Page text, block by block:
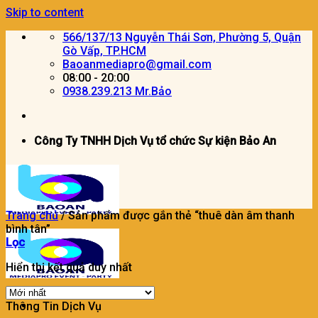
Skip to content
566/137/13 Nguyễn Thái Sơn, Phường 5, Quận
Gò Vấp, TP.HCM
Baoanmediapro@gmail.com
08:00 - 20:00
0938.239.213 Mr.Bảo
Công Ty TNHH Dịch Vụ tổ chức Sự kiện Bảo An
Trang chủ /Sản phẩm được gắn thẻ “thuê dàn âm thanh
bình tân”
Lọc
Hiển thị kết quả duy nhất
Thông Tin Dịch Vụ